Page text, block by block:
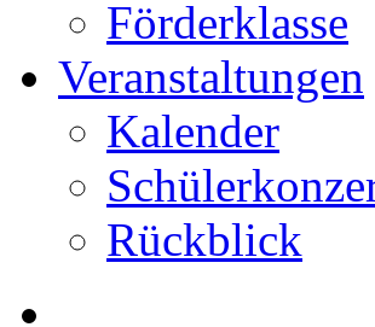
Förderklasse
Veranstaltungen
Kalender
Rückblick